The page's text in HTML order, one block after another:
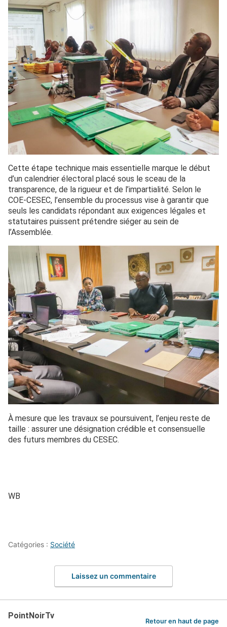
Cette étape technique mais essentielle marque le début
d’un calendrier électoral placé sous le sceau de la
transparence, de la rigueur et de l’impartialité. Selon le
COE-CESEC, l’ensemble du processus vise à garantir que
seuls les candidats répondant aux exigences légales et
statutaires puissent prétendre siéger au sein de
l’Assemblée.
À mesure que les travaux se poursuivent, l’enjeu reste de
taille : assurer une désignation crédible et consensuelle
des futurs membres du CESEC.
WB
Catégories : Société
Laissez un commentaire
PointNoirTv
Retour en haut de page